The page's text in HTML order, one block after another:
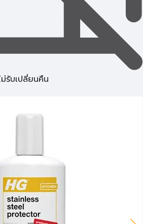
รับเปลี่ยนคืน